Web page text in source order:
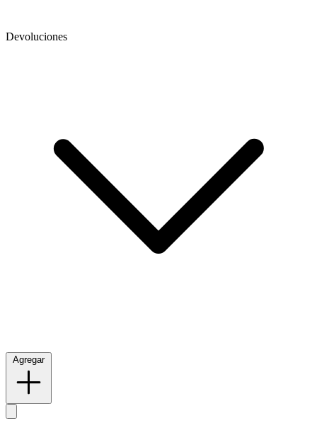
Devoluciones
Agregar